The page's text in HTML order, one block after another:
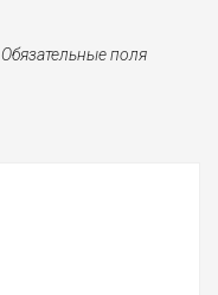
Обязательные поля